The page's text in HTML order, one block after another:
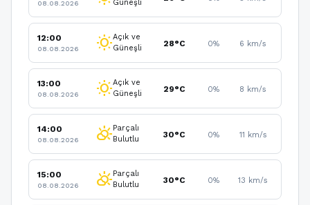
08.08.2026
Güneşli
12:00
08.08.2026 wb_sunnyAçık ve
Güneşli
28°C 0% 6 km/s
13:00
08.08.2026 wb_sunnyAçık ve
Güneşli
29°C 0% 8 km/s
14:00
08.08.2026 partly_cloudy_dayParçalı
Bulutlu
30°C 0% 11 km/s
15:00
08.08.2026 partly_cloudy_dayParçalı
Bulutlu
30°C 0% 13 km/s